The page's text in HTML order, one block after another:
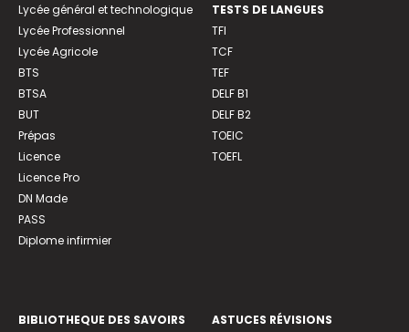
Lycée général et technologique
Lycée Professionnel
Lycée Agricole
BTS
BTSA
BUT
Prépas
Licence
Licence Pro
DN Made
PASS
Diplome infirmier
TESTS DE LANGUES
TFI
TCF
TEF
DELF B1
DELF B2
TOEIC
TOEFL
BIBLIOTHEQUE DES SAVOIRS
ASTUCES RÉVISIONS